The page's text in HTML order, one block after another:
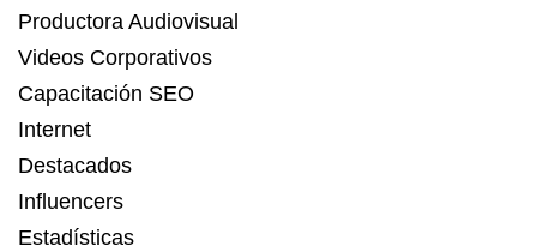
Productora Audiovisual
Videos Corporativos
Capacitación SEO
Internet
Destacados
Influencers
Estadísticas